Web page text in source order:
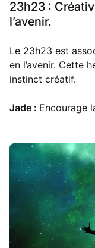
23h23 :
l’avenir.
Le 23h23 est
en l’avenir. Cette
instinct créatif.
Jade : Encourage